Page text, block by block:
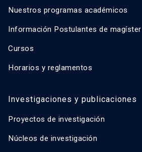
Nuestros programas académicos
Información Postulantes de magíster
Cursos
Horarios y reglamentos
Investigaciones y publicaciones
Proyectos de investigación
Núcleos de investigación